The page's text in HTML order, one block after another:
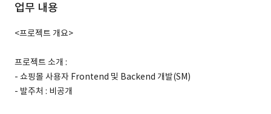
업무 내용
<프로젝트 개요>
프로젝트 소개 :
- 쇼핑몰 사용자 Frontend 및 Backend 개발(SM)
- 발주처 : 비공개